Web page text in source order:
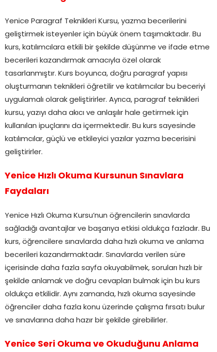
Yenice Paragraf Teknikleri Kursu, yazma becerilerini
geliştirmek isteyenler için büyük önem taşımaktadır. Bu
kurs, katılımcılara etkili bir şekilde düşünme ve ifade etme
becerileri kazandırmak amacıyla özel olarak
tasarlanmıştır. Kurs boyunca, doğru paragraf yapısı
oluşturmanın teknikleri öğretilir ve katılımcılar bu beceriyi
uygulamalı olarak geliştirirler. Ayrıca, paragraf teknikleri
kursu, yazıyı daha akıcı ve anlaşılır hale getirmek için
kullanılan ipuçlarını da içermektedir. Bu kurs sayesinde
katılımcılar, güçlü ve etkileyici yazılar yazma becerisini
geliştirirler.
Yenice Hızlı Okuma Kursunun Sınavlara
Faydaları
Yenice Hızlı Okuma Kursu’nun öğrencilerin sınavlarda
sağladığı avantajlar ve başarıya etkisi oldukça fazladır. Bu
kurs, öğrencilere sınavlarda daha hızlı okuma ve anlama
becerileri kazandırmaktadır. Sınavlarda verilen süre
içerisinde daha fazla sayfa okuyabilmek, soruları hızlı bir
şekilde anlamak ve doğru cevapları bulmak için bu kurs
oldukça etkilidir. Aynı zamanda, hızlı okuma sayesinde
öğrenciler daha fazla konu üzerinde çalışma fırsatı bulur
ve sınavlarına daha hazır bir şekilde girebilirler.
Yenice Seri Okuma ve Okuduğunu Anlama